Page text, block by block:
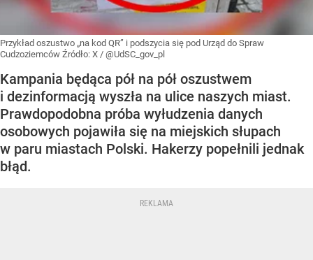
Przykład oszustwo „na kod QR” i podszycia się pod Urząd do Spraw
Cudzoziemców Źródło: X / @UdSC_gov_pl
Kampania będąca pół na pół oszustwem
i dezinformacją wyszła na ulice naszych miast.
Prawdopodobna próba wyłudzenia danych
osobowych pojawiła się na miejskich słupach
w paru miastach Polski. Hakerzy popełnili jednak
błąd.